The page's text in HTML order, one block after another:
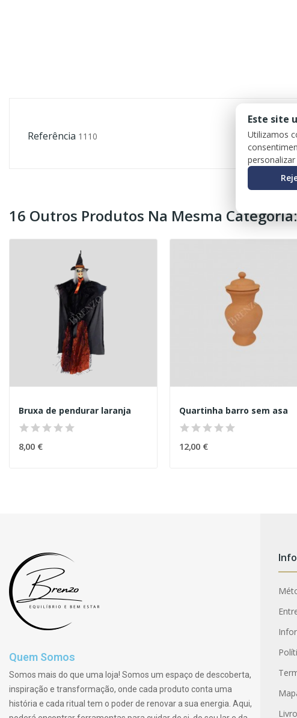
Referência 1110
16 Outros Produtos Na Mesma Categoria:
Bruxa de pendurar laranja
8,00 €
Quartinha barro sem asa
12,00 €
Quem Somos
Somos mais do que uma loja! Somos um espaço de descoberta,
inspiração e transformação, onde cada produto conta uma
história e cada ritual tem o poder de renovar a sua energia. Aqui,
Este site
Utilizamos